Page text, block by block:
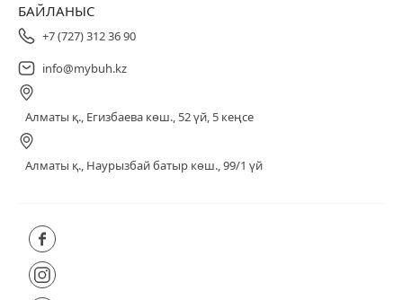
БАЙЛАНЫС
+7 (727) 312 36 90
info@mybuh.kz
Алматы қ., Егизбаева көш., 52 үй, 5 кеңсе
Алматы қ., Наурызбай батыр көш., 99/1 үй